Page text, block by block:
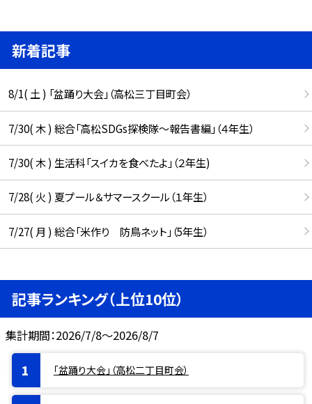
新着記事
8/1( 土 ) 「盆踊り大会」（高松三丁目町会）
7/30( 木 ) 総合「高松SDGs探検隊〜報告書編」（４年生）
7/30( 木 ) 生活科「スイカを食べたよ」（２年生)
7/28( 火 ) 夏プール＆サマースクール（１年生）
7/27( 月 ) 総合「米作り 防鳥ネット」（5年生）
記事ランキング（上位10位）
集計期間：2026/7/8～2026/8/7
「盆踊り大会」（高松二丁目町会）